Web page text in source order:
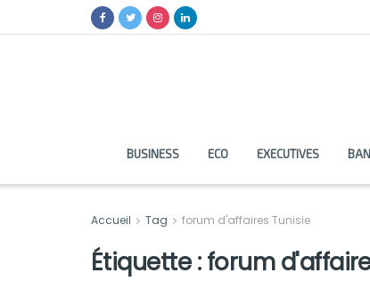
BUSINESS ECO EXECUTIVES
Accueil Tag forum d'affaires Tunisie
Étiquette :forum